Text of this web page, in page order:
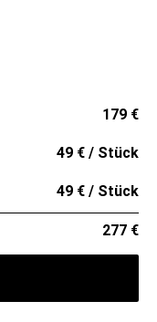
179 €
49 € / Stück
49 € / Stück
277 €